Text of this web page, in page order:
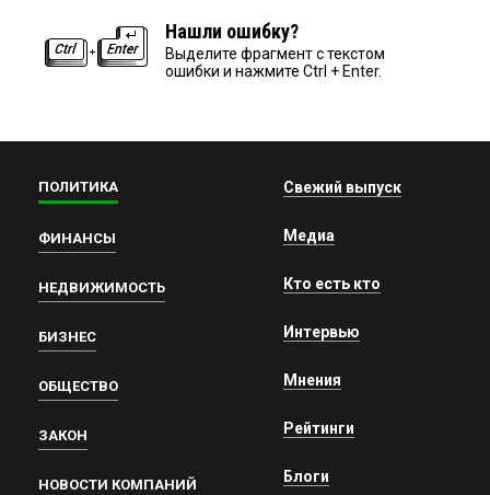
Нашли ошибку?
Выделите фрагмент с текстом
ошибки и нажмите Ctrl + Enter.
ПОЛИТИКА
ФИНАНСЫ
НЕДВИЖИМОСТЬ
БИЗНЕС
ОБЩЕСТВО
ЗАКОН
НОВОСТИ КОМПАНИЙ
Свежий выпуск
Медиа
Кто есть кто
Интервью
Мнения
Рейтинги
Блоги